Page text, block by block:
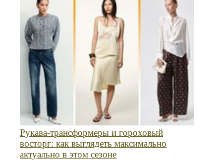
Рукава-трансформеры и гороховый
восторг: как выглядеть максимально
актуально в этом сезоне